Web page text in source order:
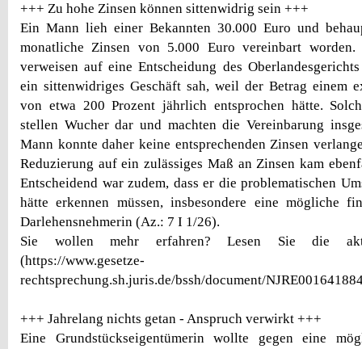
+++ Zu hohe Zinsen können sittenwidrig sein +++
Ein Mann lieh einer Bekannten 30.000 Euro und
monatliche Zinsen von 5.000 Euro vereinbart
verweisen auf eine Entscheidung des
ein sittenwidriges Geschäft sah, weil der Betrag einem
von etwa 200 Prozent jährlich entsprochen hätte.
stellen Wucher dar und machten die Vereinbarung
Mann konnte daher keine entsprechenden Zinsen
Reduzierung auf ein zulässiges Maß an Zinsen kam
Entscheidend war zudem, dass er die problematischen
hätte erkennen müssen, insbesondere eine mögliche
Darlehensnehmerin (Az.: 7 I 1/26).
Sie wollen mehr erfahren? Lesen Sie die
(https://www.gesetze-
rechtsprechung.sh.juris.de/bssh/document/
+++ Jahrelang nichts getan - Anspruch verwirkt +++
Eine Grundstückseigentümerin wollte gegen eine